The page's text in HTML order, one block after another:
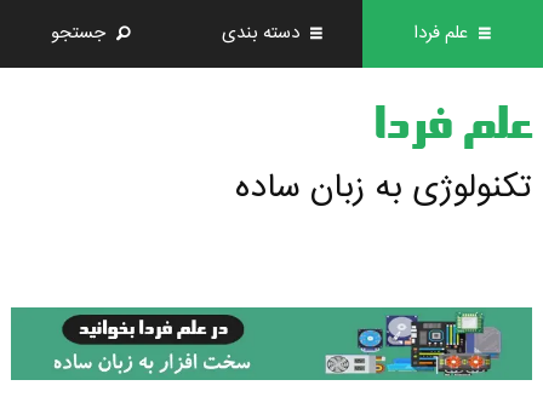
علم فردا دسته بندی جستجو
علم فردا
تکنولوژی به زبان ساده